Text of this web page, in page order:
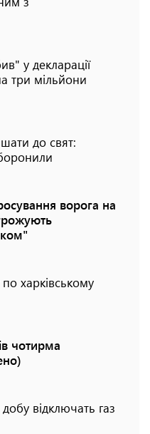
у декларації
три мільйони
до свят:
ворога на
харківському
чотирма
відключать газ